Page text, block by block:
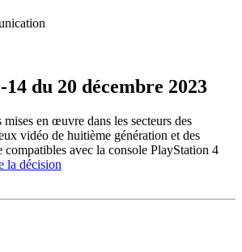
du 20 décembre 2023
en œuvre dans les secteurs des
vidéo de huitième génération et des
compatibles avec la console PlayStation 4
la décision